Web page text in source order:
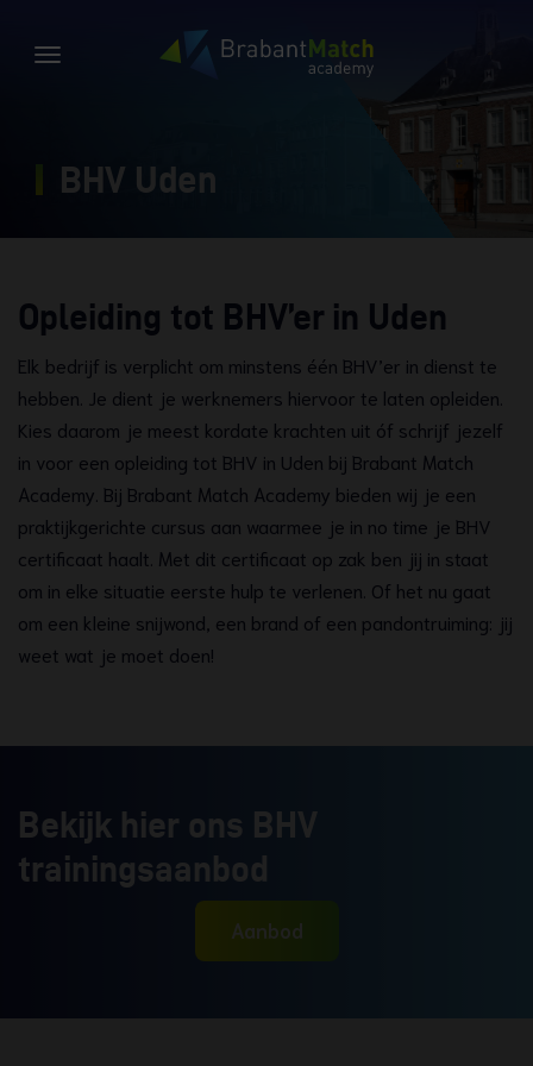
BHV Uden
Opleiding tot BHV’er in Uden
Elk bedrijf is verplicht om minstens één BHV’er in dienst te
hebben. Je dient je werknemers hiervoor te laten opleiden.
Kies daarom je meest kordate krachten uit óf schrijf jezelf
in voor een opleiding tot BHV in Uden bij Brabant Match
Academy. Bij Brabant Match Academy bieden wij je een
praktijkgerichte cursus aan waarmee je in no time je BHV
certificaat haalt. Met dit certificaat op zak ben jij in staat
om in elke situatie eerste hulp te verlenen. Of het nu gaat
om een kleine snijwond, een brand of een pandontruiming: jij
weet wat je moet doen!
Bekijk hier ons BHV
trainingsaanbod
Aanbod